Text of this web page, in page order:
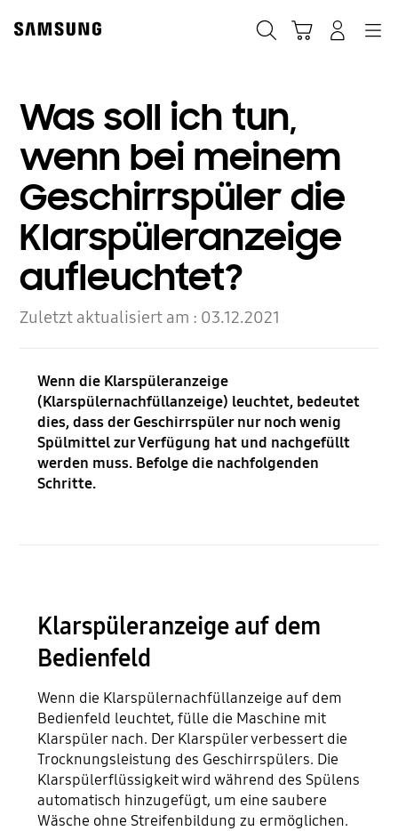
content
accessibility
Was soll ich tun,
wenn bei meinem
Geschirrspüler die
Klarspüleranzeige
aufleuchtet?
Zuletzt aktualisiert am : 03.12.2021
Wenn die Klarspüleranzeige
(Klarspülernachfüllanzeige) leuchtet, bedeutet
dies, dass der Geschirrspüler nur noch wenig
Spülmittel zur Verfügung hat und nachgefüllt
werden muss. Befolge die nachfolgenden
Schritte.
Klarspüleranzeige auf dem
Bedienfeld
Wenn die Klarspülernachfüllanzeige auf dem
Bedienfeld leuchtet, fülle die Maschine mit
Klarspüler nach. Der Klarspüler verbessert die
Trocknungsleistung des Geschirrspülers. Die
Klarspülerflüssigkeit wird während des Spülens
automatisch hinzugefügt, um eine saubere
Wäsche ohne Streifenbildung zu ermöglichen.